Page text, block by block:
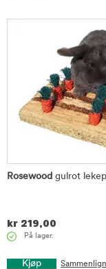
Rosewood gulrot
kr 219,00
På lager.
Kjøp Sammenlign